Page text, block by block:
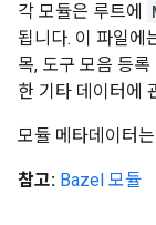
각 모듈은 루트에
됩니다. 이 파일에
목, 도구 모음 등록
한 기타 데이터에
모듈 메타데이터
참고: Bazel 모듈